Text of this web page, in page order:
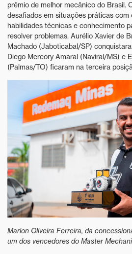
prêmio de melhor mecânico do Brasil.
desafiados em situações práticas com
habilidades técnicas e conhecimento
resolver problemas. Aurélio Xavier de
Machado (Jaboticabal/SP)
Diego Mercory Amaral (Naviraí/MS) e
(Palmas/TO) ficaram na terceira
Marlon Oliveira Ferreira, da
um dos vencedores do Master